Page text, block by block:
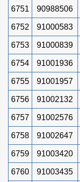
6751 90988506
6752 91000583
6753 91000839
6754 91001936
6755 91001957
6756 91002132
6757 91002576
6758 91002647
6759 91003420
6760 91003435